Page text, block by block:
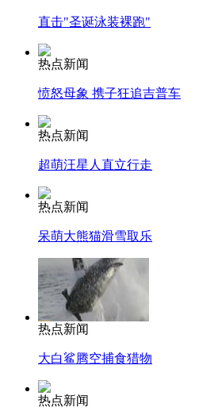
直击"圣诞泳装裸跑"
热点新闻
愤怒母象 携子狂追吉普车
热点新闻
超萌汪星人直立行走
热点新闻
呆萌大熊猫滑雪取乐
热点新闻
大白鲨腾空捕食猎物
热点新闻